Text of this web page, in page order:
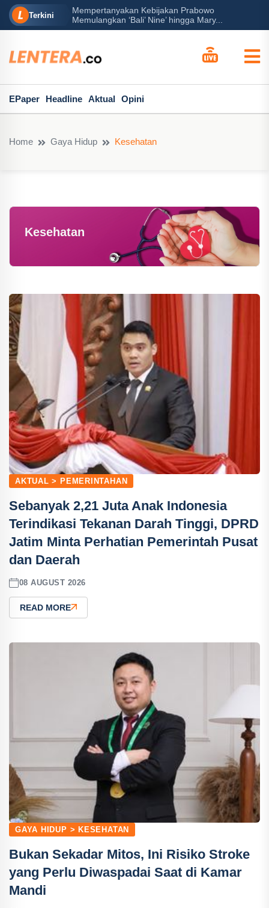
Terkini
Mempertanyakan Kebijakan Prabowo
Memulangkan ‘Bali’ Nine’ hingga Mary...
EPaper Headline Aktual Opini
Home Gaya Hidup Kesehatan
Kesehatan
AKTUAL > PEMERINTAHAN
Sebanyak 2,21 Juta Anak Indonesia
Terindikasi Tekanan Darah Tinggi, DPRD
Jatim Minta Perhatian Pemerintah Pusat
dan Daerah
08 AUGUST 2026
READ MORE
GAYA HIDUP > KESEHATAN
Bukan Sekadar Mitos, Ini Risiko Stroke
yang Perlu Diwaspadai Saat di Kamar
Mandi